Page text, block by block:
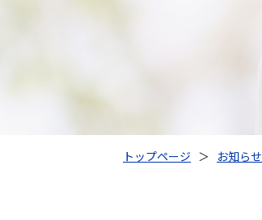
トップページ ＞ お知らせ